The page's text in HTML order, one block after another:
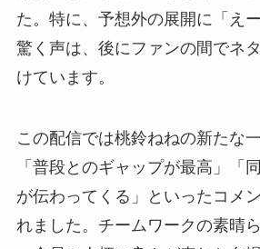
た。特に、予想外の展開に「え
驚く声は、後にファンの間でネ
けています。
この配信では桃鈴ねねの新たな
「普段とのギャップが最高」「
が伝わってくる」といったコメ
れました。チームワークの素晴